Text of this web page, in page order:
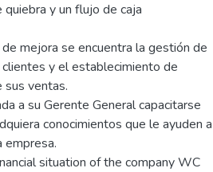
y un flujo de caja
mejora se encuentra la gestión de
y el establecimiento de
sus ventas.
a su Gerente General capacitarse
conocimientos que le ayuden a
empresa.
situation of the company WC